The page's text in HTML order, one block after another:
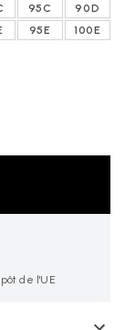
95C
90D
95E
100E
de l'UE